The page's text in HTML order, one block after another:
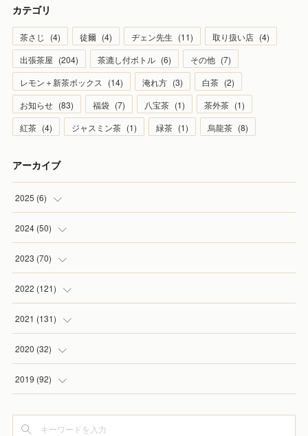
カテゴリ
茶さじ (4) 徒爾 (4) ヂェン先生 (11) 取り扱い店 (4)
出張茶屋 (204) 茶漉し付ボトル (6) その他 (7)
レモン＋新茶ボックス
(14) 淹れ方 (3) 白茶 (2)
お知らせ (83) 福袋 (7) 八宝茶 (1) 茶外茶 (1)
紅茶 (4) ジャスミン茶 (1) 緑茶 (1) 烏龍茶 (8)
アーカイブ
2025 (6)
(1
(2
(1)
(1)
2024 (50)
(5
(4)
(5)
(7
(6)
2023 (70)
(4)
(2)
(4
(5
(6)
2022 (121)
(7)
(6
(13
(14)
2021 (131)
(8
(9
2020 (32)
(1
2019 (92)